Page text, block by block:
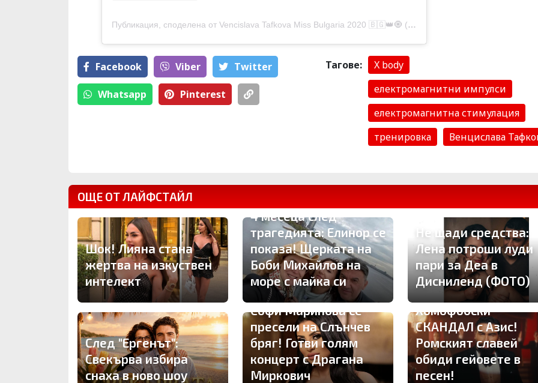
Публикация, споделена от Vencislava Tafkova Miss Bulgaria 2020 🇧🇬👑🧿 (@vencislavatafkova)
Facebook Viber Тwitter
Whatsapp Pinterest
Тагове:
X body
електромагнитни импулси
електромагнитна стимулация
тренировка
Венцислава
ОЩЕ ОТ ЛАЙФСТАЙЛ
Шок! Лияна стана
жертва на изкуствен
интелект
4 месеца след
трагедията: Елинор се
показа! Щерката на
Боби Михайлов на
море с майка си
Не щади средства:
Лена потроши луди
пари за Деа в
Дисниленд (ФОТО)
След "Ергенът":
Свекърва избира
снаха в ново шоу
Софи Маринова се
пресели на Слънчев
бряг! Готви голям
концерт с Драгана
Миркович
Хомофобски
СКАНДАЛ с Азис!
Ромският славей
обиди гейовете в
песен!